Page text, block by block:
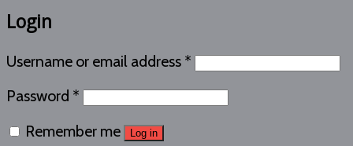
Login
Username or email address *
Password *
Remember me
Log in